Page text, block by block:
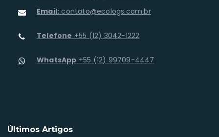
Email: contato@ecologs.com.br
Telefone +55 (12) 3042-1222
WhatsApp +55 (12) 99709-4447
Últimos Artigos